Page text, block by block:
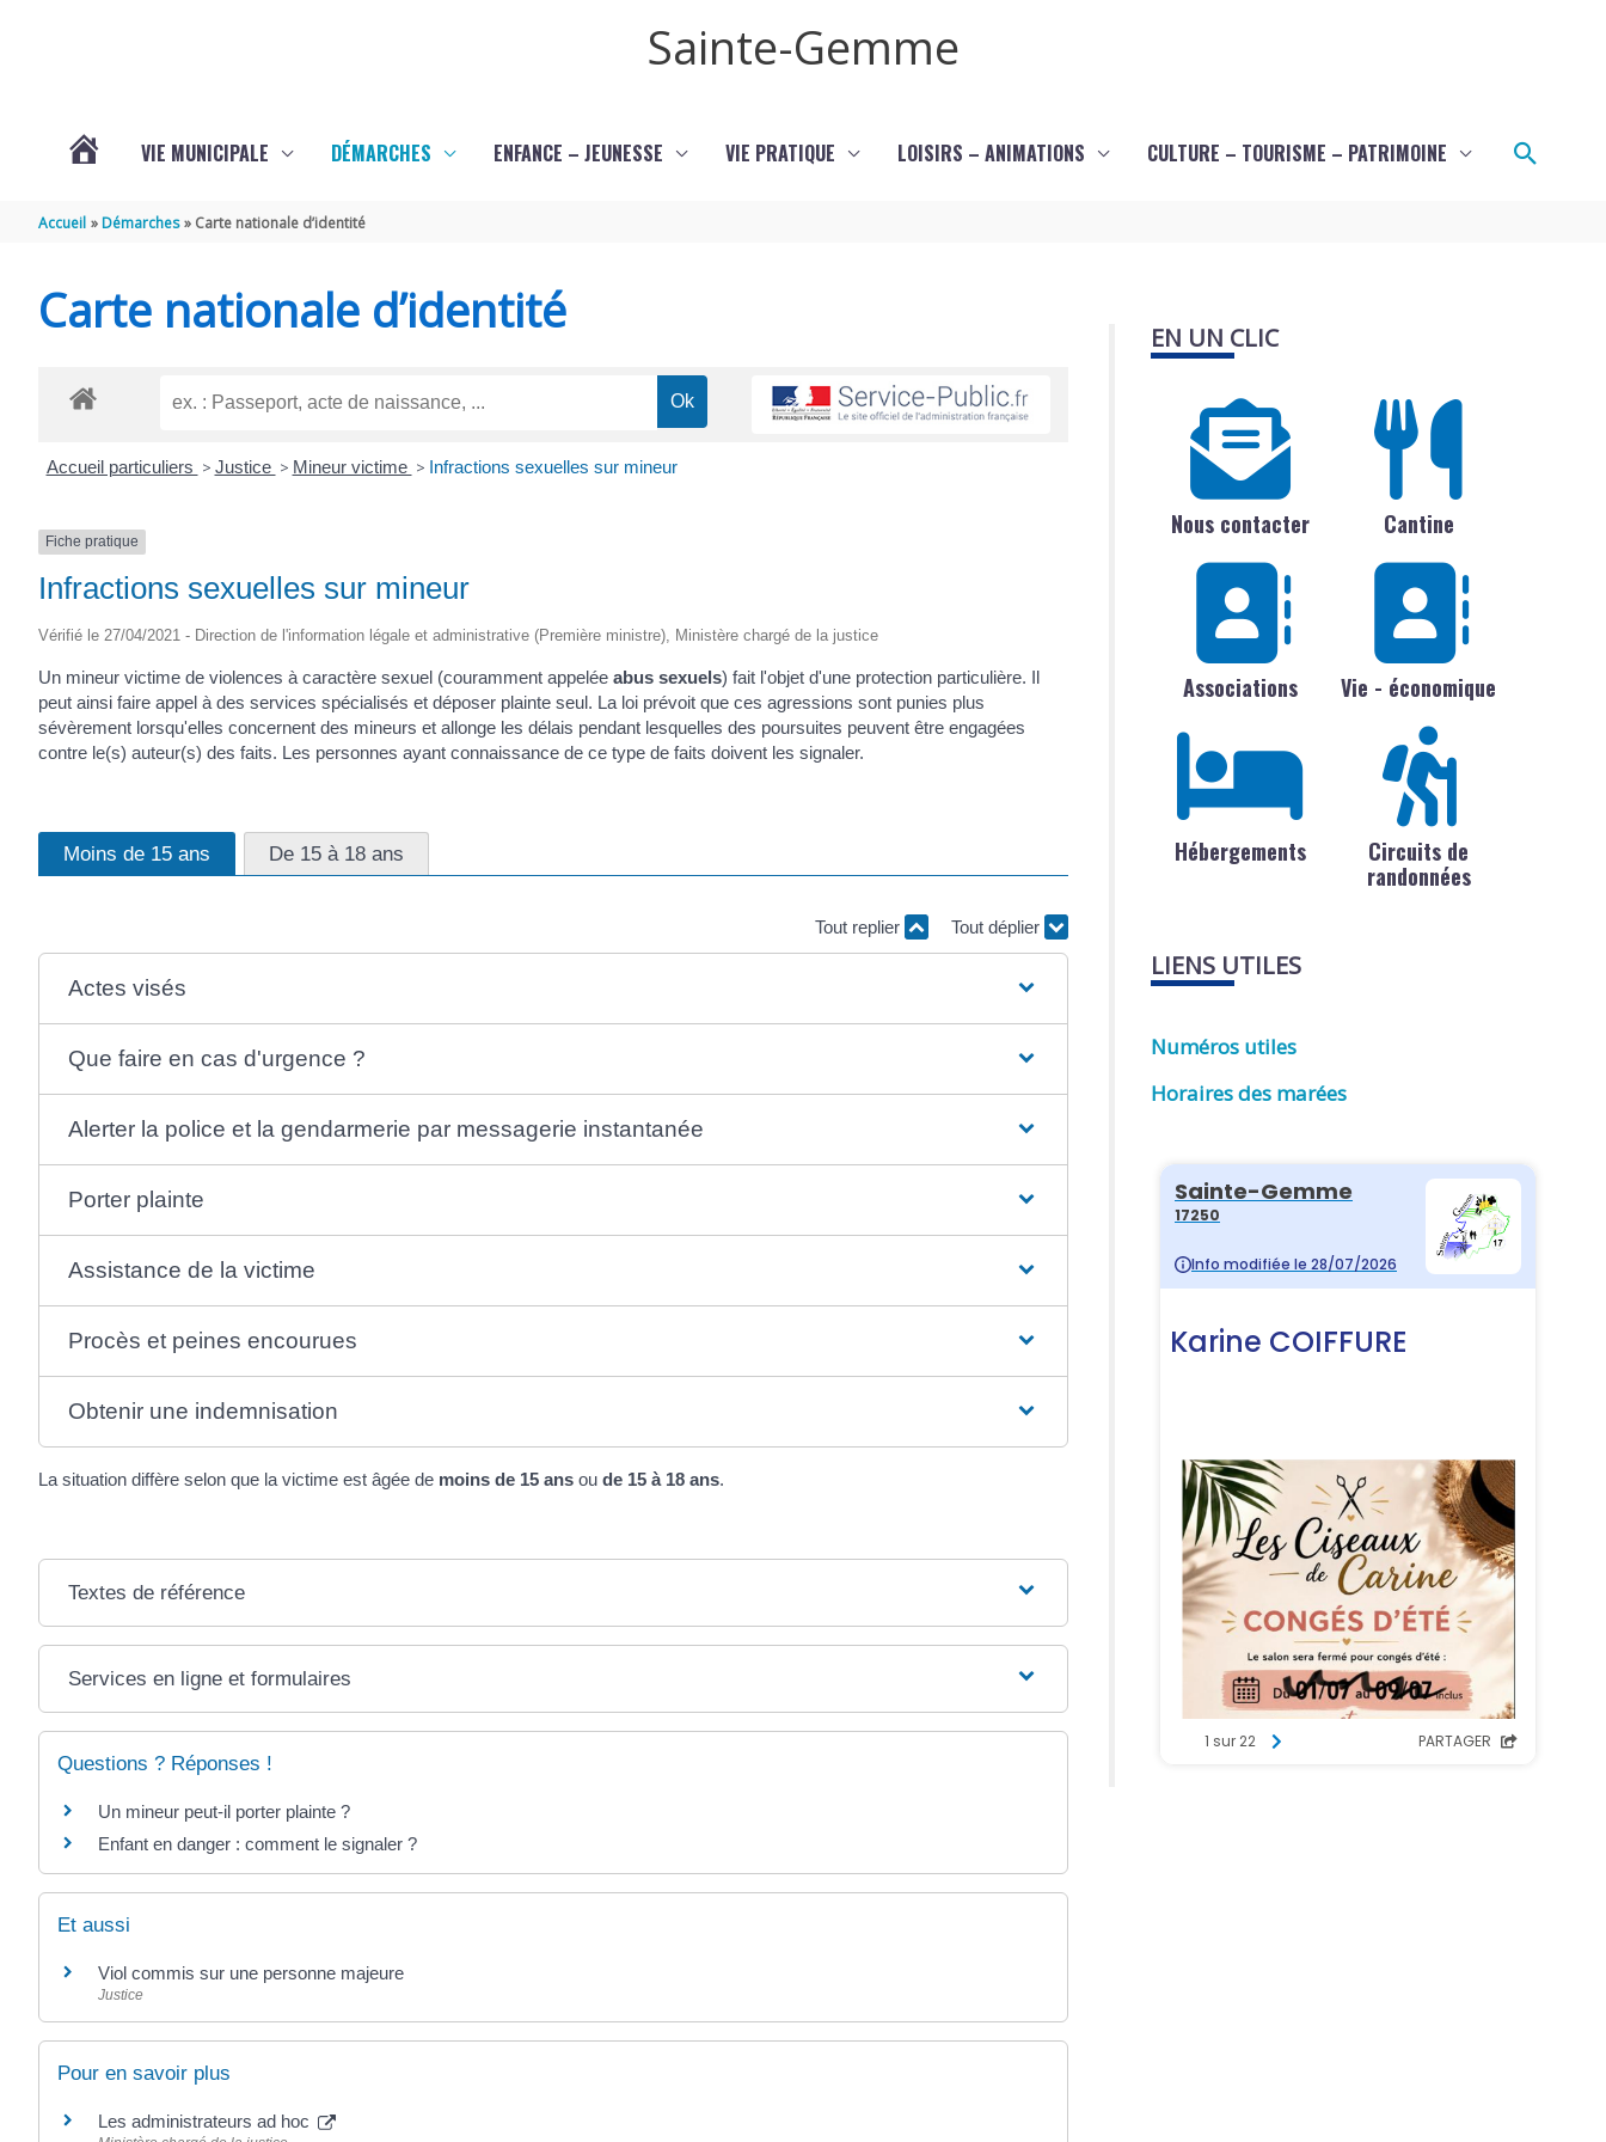
Sainte-Gemme
GEMME
VIE MUNICIPALE DÉMARCHES ENFANCE – JEUNESSE VIE PRATIQUE LOISIRS – ANIMATIONS CULTURE – TOURISME – PATRIMOINE
Accueil Démarches Carte nationale d’identité
Carte nationale d’identité
Accueil particuliers > Justice > Mineur victime > Infractions sexuelles sur mineur
Fiche pratique
Infractions sexuelles sur mineur
Vérifié le 27/04/2021 - Direction de l'information légale et administrative (Première ministre), Ministère chargé de la justice
Un mineur victime de violences à caractère sexuel (couramment appelée abus sexuels) fait l'objet d'une protection particulière. Il
peut ainsi faire appel à des services spécialisés et déposer plainte seul. La loi prévoit que ces agressions sont punies plus
sévèrement lorsqu'elles concernent des mineurs et allonge les délais pendant lesquelles des poursuites peuvent être engagées
contre le(s) auteur(s) des faits. Les personnes ayant connaissance de ce type de faits doivent les signaler.
Moins de 15 ans De 15 à 18 ans
Tout replier Tout déplier
Actes visés
Que faire en cas d'urgence ?
Alerter la police et la gendarmerie par messagerie instantanée
Porter plainte
Assistance de la victime
Procès et peines encourues
Obtenir une indemnisation
La situation diffère selon que la victime est âgée de moins de 15 ans ou de 15 à 18 ans.
Textes de référence
Services en ligne et formulaires
Questions ? Réponses !
Un mineur peut-il porter plainte ?
Enfant en danger : comment le signaler ?
Et aussi
Viol commis sur une personne majeure
Justice
Pour en savoir plus
Les administrateurs ad hoc
EN UN CLIC
Nous contacter Cantine
Associations Vie - économique
Hébergements
Circuits de
randonnées
LIENS UTILES
Numéros utiles
Horaires des marées